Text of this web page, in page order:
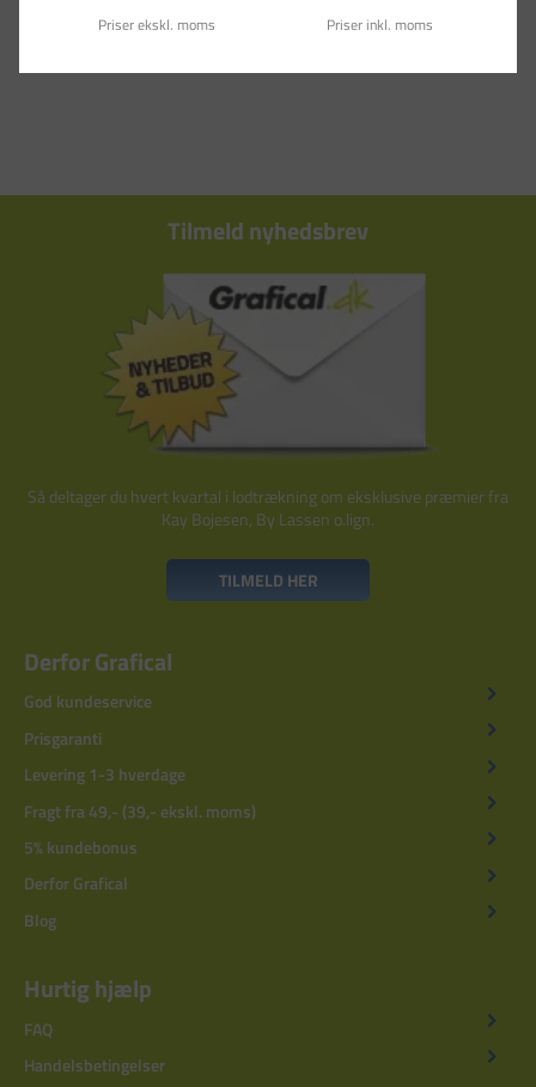
Tilmeld nyhedsbrev
Så deltager du hvert kvartal i lodtrækning om eksklusive præmier fra
Kay Bojesen, By Lassen o.lign.
TILMELD HER
Derfor Grafical
God kundeservice
Prisgaranti
Levering 1-3 hverdage
Fragt fra 49,- (39,- ekskl. moms)
5% kundebonus
Derfor Grafical
Blog
Hurtig hjælp
FAQ
Handelsbetingelser
Priser ekskl. moms Priser inkl. moms